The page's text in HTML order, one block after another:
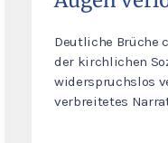
Deutliche Brüche
der kirchlichen
widerspruchslos
verbreitetes